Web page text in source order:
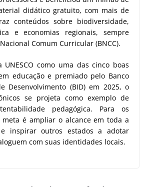
didático gratuito, com mais de
conteúdos sobre biodiversidade,
e economias regionais, sempre
Comum Curricular (BNCC).
UNESCO como uma das cinco boas
educação e premiado pelo Banco
Desenvolvimento (BID) em 2025, o
se projeta como exemplo de
pedagógica. Para os
meta é ampliar o alcance em toda a
e inspirar outros estados a adotar
com suas identidades locais.